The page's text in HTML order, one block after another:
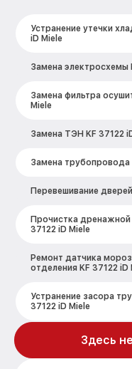
Устранение утечки
iD Miele
Замена электросхемы
Замена фильтра
Miele
Замена ТЭН KF 37122
Замена трубопровода
Перевешивание
Прочистка дренажной
37122 iD Miele
Ремонт датчика
отделения KF 37122 iD
Устранение засора
37122 iD Miele
Ремонт испарителя KF
Здесь